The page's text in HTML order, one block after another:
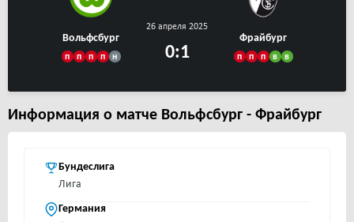
Вольфсбург
п п п п н
26 апреля 2025
0:1
Фрайбург
п п п в в
Информация о матче Вольфсбург - Фрайбург
Бундеслига
Лига
Германия